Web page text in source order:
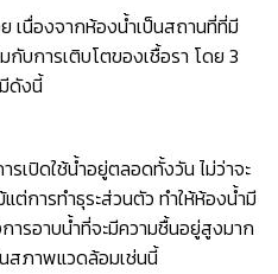
เนื่องจากห้องน้ำเป็นสถานที่ที่มี
กับการเติบโตของเชื้อรา โดย 3
ดังนี้
เปิดใช้น้ำอยู่ตลอดทั้งวัน ไม่ว่าจะ
ต่การทำธุระส่วนตัว ทำให้ห้องน้ำมี
ารอาบน้ำที่จะมีความชื้นอยู่สูงมาก
สภาพแวดล้อมเช่นนี้